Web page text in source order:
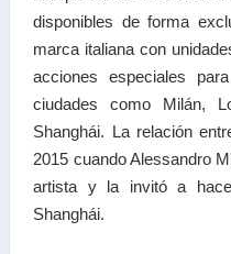
disponibles de forma
marca italiana con
acciones especiales
ciudades como Milán,
Shanghái. La relación
2015 cuando Alessandro
artista y la invitó a
Shanghái.